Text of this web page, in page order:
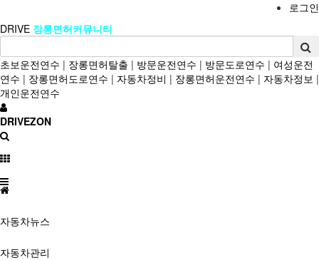
로그인
DRIVE 장롱면허커뮤니티
초보운전연수 | 장롱면허탈출 | 방문운전연수 | 방문도로연수 | 여성운전
연수 | 장롱면허도로연수 | 자동차정비 | 장롱면허운전연수 | 자동차정보 |
개인운전연수
DRIVEZON
자동차뉴스
자동차관리